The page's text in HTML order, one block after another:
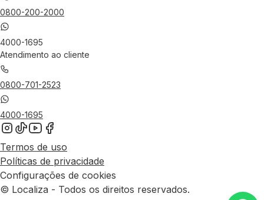
0800-200-2000
4000-1695
Atendimento ao cliente
0800-701-2523
4000-1695
Termos de uso
Políticas de privacidade
Configurações de cookies
© Localiza - Todos os direitos reservados.